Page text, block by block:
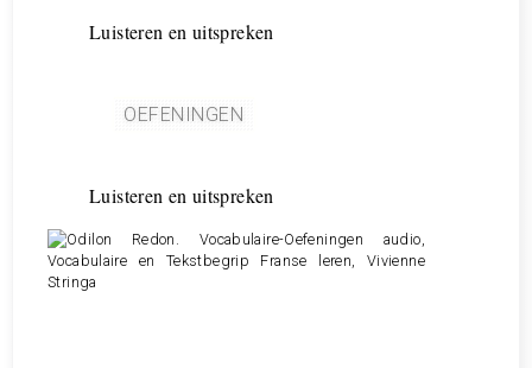
Luisteren en uitspreken
OEFENINGEN
Luisteren en uitspreken